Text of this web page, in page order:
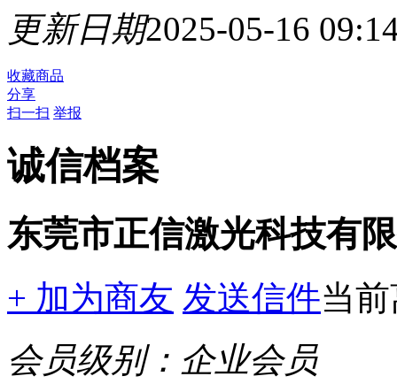
更新日期2025-05-16
收藏商品
分享
扫一扫 举报
诚信档案
东莞市正信激光科技有
+ 加为商友 发送信件当
会员级别： 企业会员